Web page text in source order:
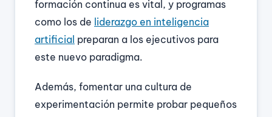
formación continua es vital, y programas
como los de liderazgo en inteligencia
artificial preparan a los ejecutivos para
este nuevo paradigma.
Además, fomentar una cultura de
experimentación permite probar pequeños